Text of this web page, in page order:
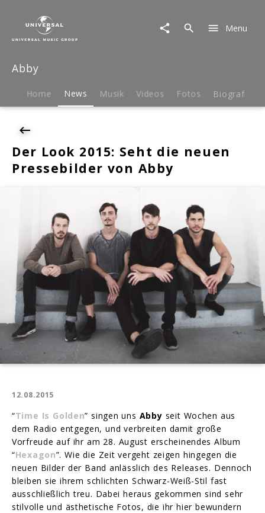
Look
die
Pressebilder
Abby
Menu
Abby
Home News Musik Videos Fotos Biografie
Der Look 2015: Seht die neuen
Pressebilder von Abby
12.08.2015
“Time Is Golden” singen uns Abby seit Wochen aus
dem Radio entgegen, und verbreiten damit große
Vorfreude auf ihr am 28. August erscheinendes Album
“Hexagon”. Wie die Zeit vergeht zeigen hingegen die
neuen Bilder der Band anlässlich des Releases. Dennoch
bleiben sie ihrem schlichten Schwarz-Weiß-Stil fast
ausschließlich treu. Dabei heraus gekommen sind sehr
stilvolle und ästhetische Fotos, die ihr hier bewundern